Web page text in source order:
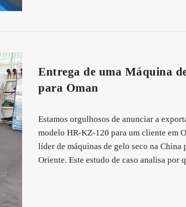
Entrega de uma Máquina
para Oman
Estamos orgulhosos de anunciar a
modelo HR-KZ-120 para um cliente em
líder de máquinas de gelo seco na China
Oriente. Este estudo de caso analisa